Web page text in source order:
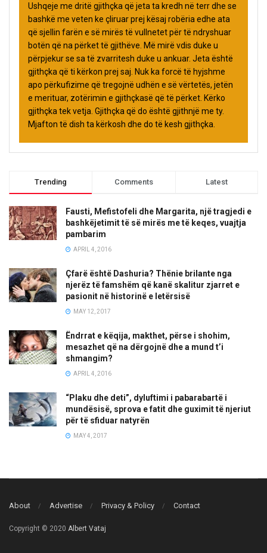
Ushqeje me dritë gjithçka që jeta ta kredh në terr dhe se
bashkë me veten ke çliruar prej kësaj robëria edhe ata
që sjellin farën e së mirës të vullnetet për të ndryshuar
botën që na përket të gjithëve. Më mirë vdis duke u
përpjekur se sa të zvarritesh duke u ankuar. Jeta është
gjithçka që ti kërkon prej saj. Nuk ka forcë të hyjshme
apo përkufizime që tregojnë udhën e së vërtetës, jetën
e merituar, zotërimin e gjithçkasë që të përket. Kërko
gjithçka tek vetja. Gjithçka që do është gjithnjë me ty.
Mjafton të dish ta kërkosh dhe do të kesh gjithçka.
Trending Comments Latest
Fausti, Mefistofeli dhe Margarita, një tragjedi e
bashkëjetimit të së mirës me të keqes, vuajtja
pambarim
APRIL 4, 2016
Çfarë është Dashuria? Thënie brilante nga
njerëz të famshëm që kanë skalitur zjarret e
pasionit në historinë e letërsisë
MAY 12, 2017
Ëndrrat e këqija, makthet, përse i shohim,
mesazhet që na dërgojnë dhe a mund t’i
shmangim?
APRIL 4, 2016
“Plaku dhe deti”, dyluftimi i pabarabartë i
mundësisë, sprova e fatit dhe guximit të njeriut
për të sfiduar natyrën
MAY 4, 2017
About Advertise Privacy & Policy Contact
Copyright © 2020 Albert Vataj